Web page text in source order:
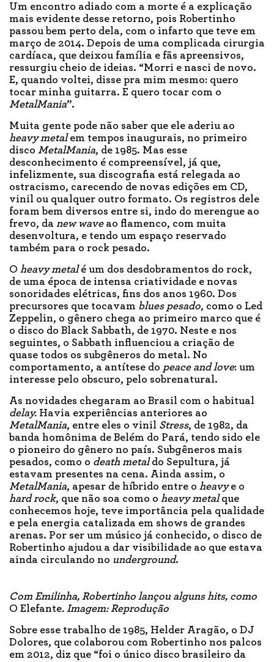
Um encontro adiado com a morte é a explicação
mais evidente desse retorno, pois Robertinho
passou bem perto dela, com o infarto que teve em
março de 2014. Depois de uma complicada cirurgia
cardíaca, que deixou família e fãs apreensivos,
ressurgiu cheio de ideias. “Morri e nasci de novo.
E, quando voltei, disse pra mim mesmo: quero
tocar minha guitarra. E quero tocar com o
MetalMania”.
Muita gente pode não saber que ele aderiu ao
heavy metalem tempos inaugurais, no primeiro
disco MetalMania, de 1985. Mas esse
desconhecimento é compreensível, já que,
infelizmente, sua discografia está relegada ao
ostracismo, carecendo de novas edições em CD,
vinil ou qualquer outro formato. Os registros dele
foram bem diversos entre si, indo do merengue ao
frevo, da new waveao flamenco, com muita
desenvoltura, e tendo um espaço reservado
também para o rock pesado.
O heavy metalé um dos desdobramentos do rock,
de uma época de intensa criatividade e novas
sonoridades elétricas, fins dos anos 1960. Dos
precursores que tocavam blues pesado, como o Led
Zeppelin, o gênero chega ao primeiro marco que é
o disco do Black Sabbath, de 1970. Neste e nos
seguintes, o Sabbath influenciou a criação de
quase todos os subgêneros do metal. No
comportamento, a antítese do peace and love: um
interesse pelo obscuro, pelo sobrenatural.
As novidades chegaram ao Brasil com o habitual
delay. Havia experiências anteriores ao
MetalMania, entre eles o vinil Stress, de 1982, da
banda homônima de Belém do Pará, tendo sido ele
o pioneiro do gênero no país. Subgêneros mais
pesados, como o death metaldo Sepultura, já
estavam presentes na cena. Ainda assim, o
MetalMania, apesar de híbrido entre o heavye o
hard rock, que não soa como o heavy metalque
conhecemos hoje, teve importância pela qualidade
e pela energia catalizada em shows de grandes
arenas. Por ser um músico já conhecido, o disco de
Robertinho ajudou a dar visibilidade ao que estava
ainda circulando no underground.
Com Emilinha, Robertinho lançou alguns hits, como
O Elefante. Imagem: Reprodução
Sobre esse trabalho de 1985, Helder Aragão, o DJ
Dolores, que colaborou com Robertinho nos palcos
em 2012, diz que “foi o único disco brasileiro da